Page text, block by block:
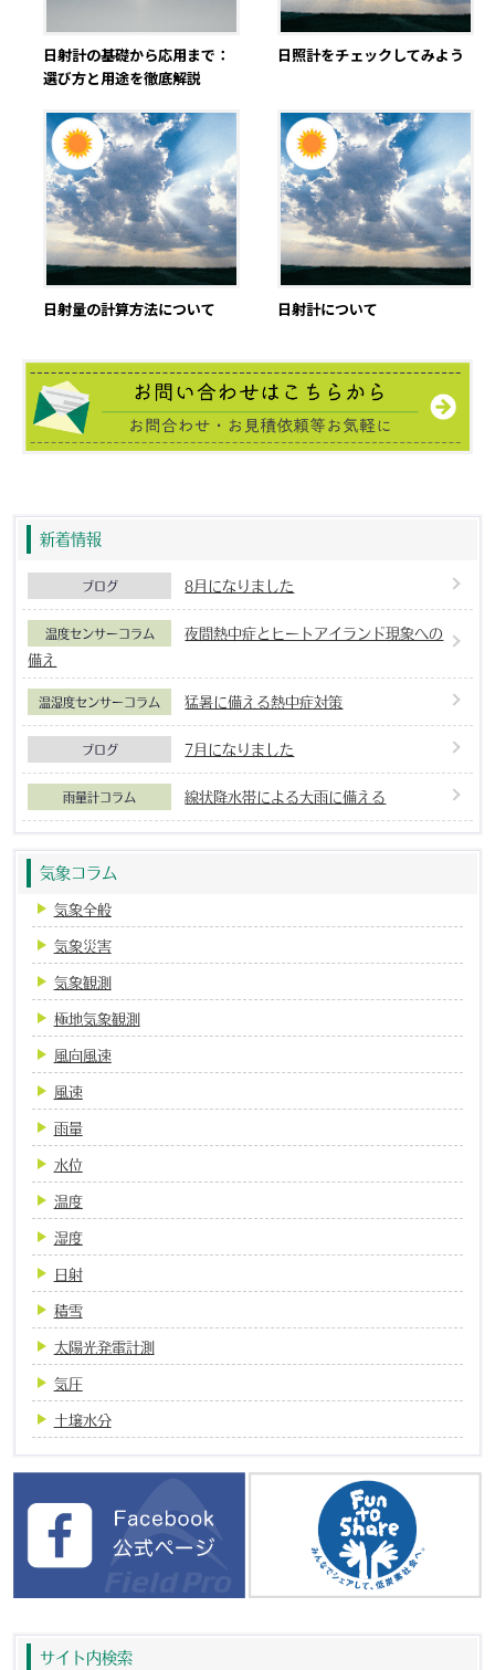
日射計の基礎から応用まで：
選び方と用途を徹底解説
日照計をチェックしてみよう
日射量の計算方法について 日射計について
新着情報
ブログ 8月になりました
温度センサーコラム
夜間熱中症とヒートアイランド現象への
備え
温湿度センサーコラム 猛暑に備える熱中症対策
ブログ 7月になりました
雨量計コラム 線状降水帯による大雨に備える
気象コラム
気象全般
気象災害
気象観測
極地気象観測
風向風速
風速
雨量
水位
温度
湿度
日射
積雪
太陽光発電計測
気圧
土壌水分
サイト内検索